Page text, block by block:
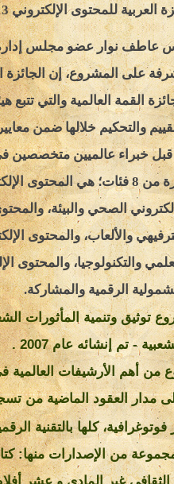
العربية للمحتوى الإلكتروني 2013.
عاطف نوار عضو مجلس إدارة
على المشروع، إن الجائزة
القمة العالمية والتي تتبع
والتحكيم خلالها ضمن
خبراء عالميين متخصصين
وتتألف الجائزة من 8 فئات؛ هي
الصحي والبيئة،
والألعاب، والمحتوى
والتكنولوجيا، والمحتوى
الرقمية والمشاركة.
توثيق وتنمية المأثورات
- تم إنشائه عام 2007 .
من أهم الأرشيفات العالمية
مدار العقود الماضية من
كلها بالتقنية
من الإصدارات منها:
غير المادي و عشر